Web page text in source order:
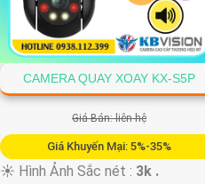
CAMERA QUAY XOAY KX-S5P
Giá Bán: liên hệ
Giá Khuyến Mại: 5%-35%
☀️ Hình Ảnh Sắc nét : 3k .